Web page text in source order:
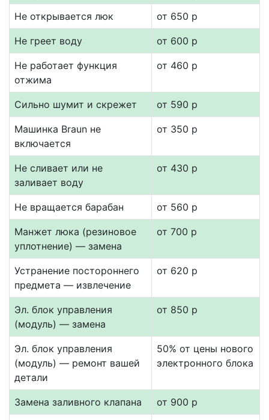
Не открывается люк от 650 р
Не греет воду от 600 р
Не работает функция
отжима
от 460 р
Сильно шумит и скрежет от 590 р
Машинка Braun не
включается
от 350 р
Не сливает или не
заливает воду
от 430 р
Не вращается барабан от 560 р
Манжет люка (резиновое
уплотнение) — замена
от 700 р
Устранение постороннего
предмета — извлечение
от 620 р
Эл. блок управления
(модуль) — замена
от 850 р
Эл. блок управления
(модуль) — ремонт вашей
детали
50% от цены нового
электронного блока
Замена заливного клапана от 900 р